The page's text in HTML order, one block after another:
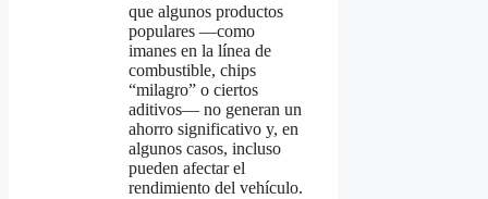
que algunos productos
populares —como
imanes en la línea de
combustible, chips
“milagro” o ciertos
aditivos— no generan un
ahorro significativo y, en
algunos casos, incluso
pueden afectar el
rendimiento del vehículo.